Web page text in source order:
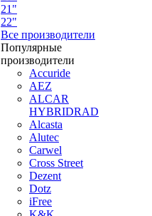
21"
22"
Все производители
Популярные
производители
Accuride
AEZ
ALCAR
HYBRIDRAD
Alcasta
Alutec
Carwel
Cross Street
Dezent
Dotz
iFree